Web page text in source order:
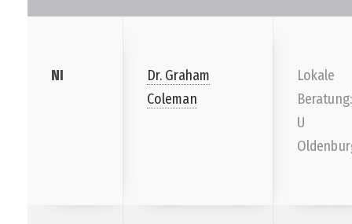
NI
Dr. Graham
Coleman
Lokale
Beratung:
U